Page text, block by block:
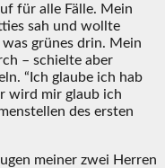
für alle Fälle. Mein
sah und wollte
grünes drin. Mein
– schielte aber
“Ich glaube ich hab
wird mir glaub ich
des ersten
meiner zwei Herren